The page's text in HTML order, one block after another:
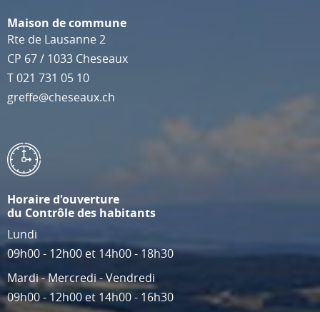
Maison de commune
Rte de Lausanne 2
CP 67/ 1033 Cheseaux
T021 731 05 10
greffe@cheseaux.ch
Horaire d'ouverture
du Contrôle des habitants
Lundi
09h00 - 12h00 et 14h00 - 18h30
Mardi - Mercredi - Vendredi
09h00 - 12h00 et 14h00 - 16h30